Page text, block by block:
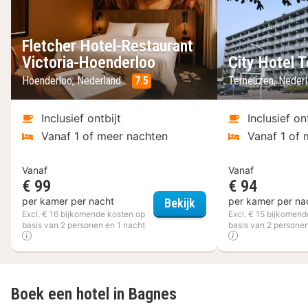
Fletcher Hotel-Restaurant
Victoria-Hoenderloo
Hoenderloo, Nederland 7.5
Inclusief ontbijt
Vanaf 1 of meer nachten
Vanaf
€ 99
per kamer per nacht
Excl. € 16 bijkomende kosten op
basis van 2 personen en 1 nacht
Bekijk Fletcher Hotel-
City Hotel
Terneuzen,
Inclusief
Vanaf 1 of
Vanaf
€ 94
per kamer per
Excl. € 15
basis van 2
Boek een hotel in Bagnes